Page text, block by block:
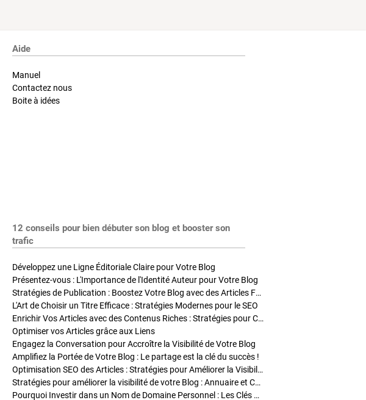
Aide
Manuel
Contactez nous
Boite à idées
12 conseils pour bien débuter son blog et booster son
trafic
Développez une Ligne Éditoriale Claire pour Votre Blog
Présentez-vous : L'Importance de l'Identité Auteur pour Votre Blog
Stratégies de Publication : Boostez Votre Blog avec des Articles Fréquents et Exclusifs
L'Art de Choisir un Titre Efficace : Stratégies Modernes pour le SEO
Enrichir Vos Articles avec des Contenus Riches : Stratégies pour Captiver et Optimiser
Optimiser vos Articles grâce aux Liens
Engagez la Conversation pour Accroître la Visibilité de Votre Blog
Amplifiez la Portée de Votre Blog : Le partage est la clé du succès !
Optimisation SEO des Articles : Stratégies pour Améliorer la Visibilité de Votre Blog
Stratégies pour améliorer la visibilité de votre Blog : Annuaire et Collaborations
Pourquoi Investir dans un Nom de Domaine Personnel : Les Clés de la Réussite de Votre Blog